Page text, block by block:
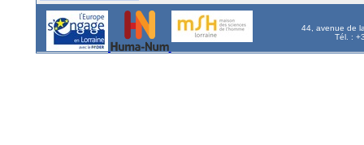
44, avenue de
Tél. :